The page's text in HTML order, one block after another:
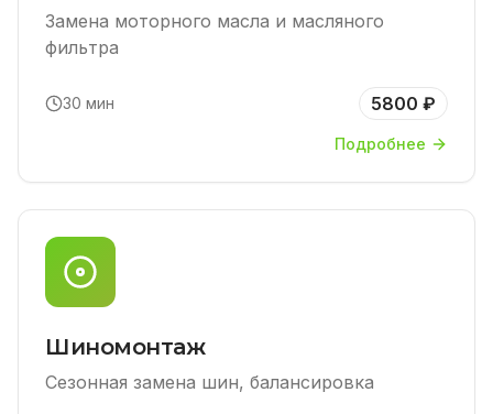
Замена моторного масла и масляного
фильтра
30 мин 5800 ₽
Подробнее
Шиномонтаж
Сезонная замена шин, балансировка